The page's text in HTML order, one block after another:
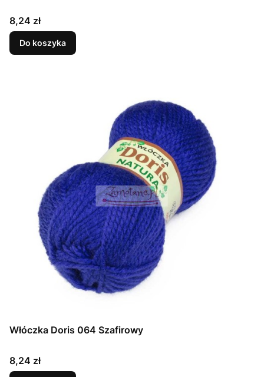
Cena
8,24 zł
Do koszyka
Włóczka Doris 064 Szafirowy
Cena
8,24 zł